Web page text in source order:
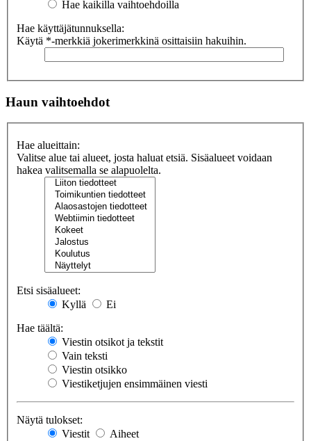
Hae kaikilla vaihtoehdoilla
Hae käyttäjätunnuksella:
Käytä *-merkkiä jokerimerkkinä osittaisiin hakuihin.
Haun vaihtoehdot
Hae alueittain:
Valitse alue tai alueet, josta haluat etsiä. Sisäalueet voidaan
hakea valitsemalla se alapuolelta.
Etsi sisäalueet:
Kyllä
Ei
Hae täältä:
Viestin otsikot ja tekstit
Vain teksti
Viestin otsikko
Viestiketjujen ensimmäinen viesti
Näytä tulokset:
Viestit
Aiheet